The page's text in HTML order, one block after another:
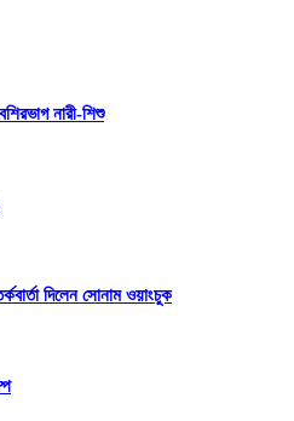
নারী-শিশু
দিলেন সোনাম ওয়াংচুক